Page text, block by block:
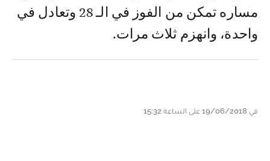
مساره تمكن من الفوز في الـ 28 وتعادل في
واحدة، وانهزم ثلاث مرات.
في 19/06/2018 على الساعة 15:32